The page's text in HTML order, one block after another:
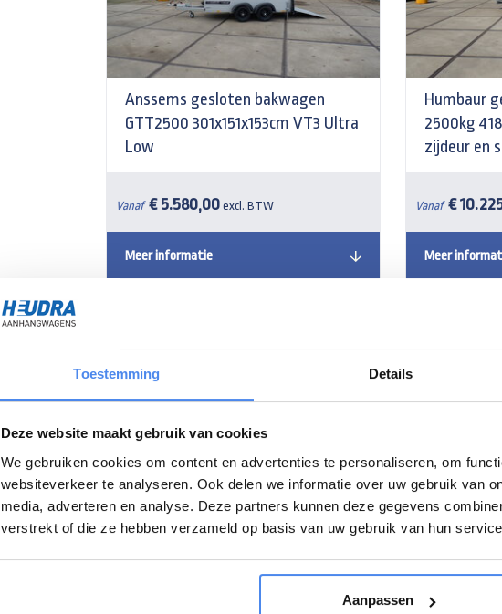
Toestemming Details
Deze website maakt gebruik van cookies
We gebruiken cookies om content en advertenties te personaliseren, om
websiteverkeer te analyseren. Ook delen we informatie over uw gebruik van
media, adverteren en analyse. Deze partners kunnen deze gegevens
verstrekt of die ze hebben verzameld op basis van uw gebruik van hun
Aanpassen
Anssems gesloten bakwagen
GTT2500 301x151x153cm VT3 Ultra
Low
Vanaf € 5.580,00 excl. BTW
Meer informatie
Humbaur
2500kg
zijdeur en
Vanaf €
Meer
Saris gesloten aanhangwagen GO
2700kg 356x169x200cm met
Anssems